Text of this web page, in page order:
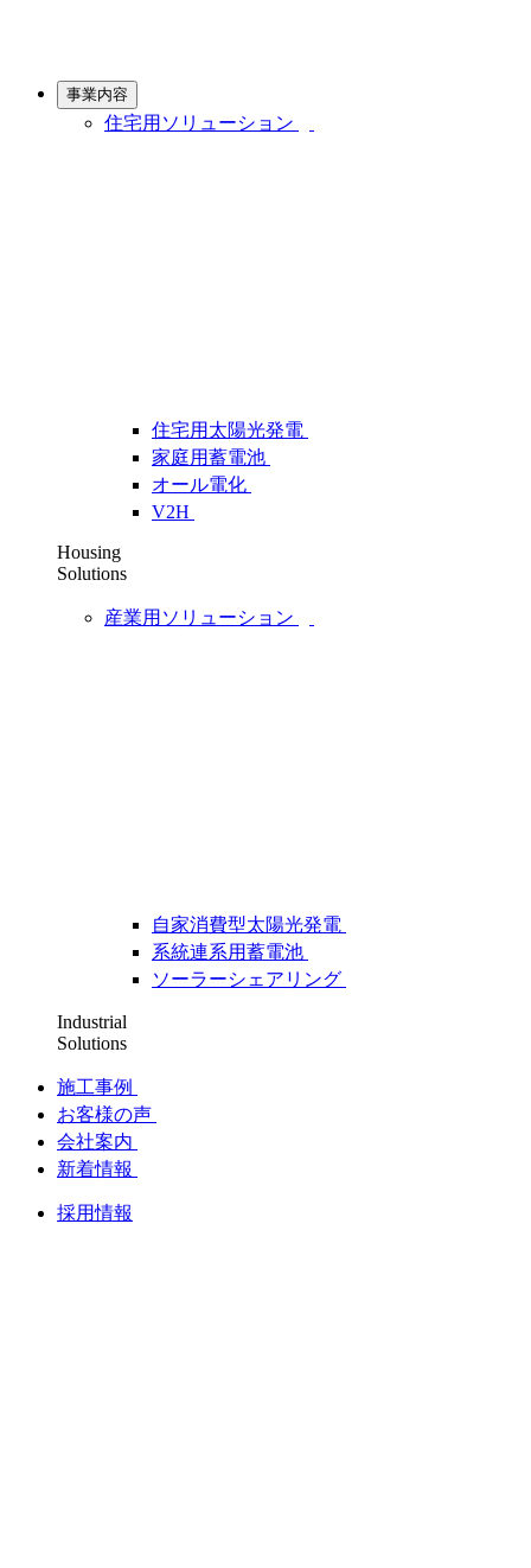
事業内容
住宅用ソリューション
住宅用太陽光発電
家庭用蓄電池
オール電化
V2H
Housing
Solutions
産業用ソリューション
自家消費型太陽光発電
系統連系用蓄電池
ソーラーシェアリング
Industrial
Solutions
施工事例
お客様の声
会社案内
新着情報
採用情報